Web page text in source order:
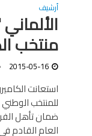
أرشيف
منتخب
2015-05-16
استعانت
للمنتخب
ضمان تأهل
العام القادم